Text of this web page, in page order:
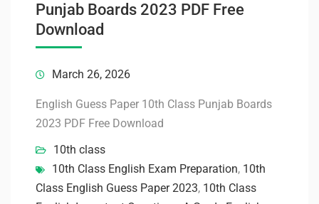
Punjab Boards 2023 PDF Free
Download
March 26, 2026
English Guess Paper 10th Class Punjab Boards
2023 PDF Free Download
10th class
10th Class English Exam Preparation, 10th
Class English Guess Paper 2023, 10th Class